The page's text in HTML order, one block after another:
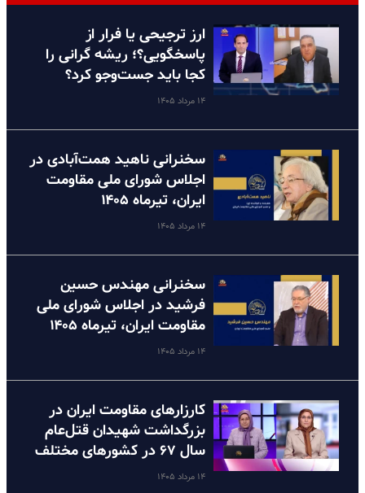
ارز ترجیحی یا فرار از
پاسخگویی؟؛ ریشه گرانی را
کجا باید جست‌وجو کرد؟
۱۴ مرداد ۱۴۰۵
سخنرانی ناهید همت‌آبادی در
اجلاس شورای ملی مقاومت
ایران، تیرماه ۱۴۰۵
۱۴ مرداد ۱۴۰۵
سخنرانی مهندس حسین
فرشید در اجلاس شورای ملی
مقاومت ایران، تیرماه ۱۴۰۵
۱۴ مرداد ۱۴۰۵
کارزارهای مقاومت ایران در
بزرگداشت شهیدان قتل‌عام
سال ۶۷ در کشورهای مختلف
۱۴ مرداد ۱۴۰۵